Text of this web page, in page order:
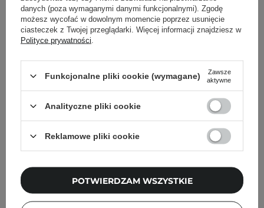
Inni klienci sprawdzali również
danych (poza wymaganymi danymi funkcjonalnymi). Zgodę
możesz wycofać w dowolnym momencie poprzez usunięcie
ciasteczek z Twojej przeglądarki. Więcej informacji znajdziesz w
Polityce prywatności
Funkcjonalne pliki cookie (wymagane)
Zawsze
aktywne
Analityczne pliki cookie
Reklamowe pliki cookie
POTWIERDZAM WSZYSTKIE